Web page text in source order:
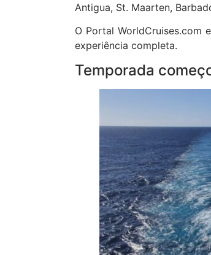
Antigua, St. Maarten,
O Portal WorldCruises.com
experiência completa.
Temporada